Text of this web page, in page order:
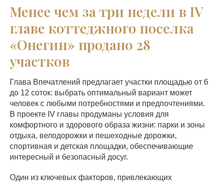
Менее чем за три недели в IV
главе коттеджного поселка
«Онегин» продано 28
участков
Глава Впечатлений предлагает участки площадью от 6
до 12 соток: выбрать оптимальный вариант может
человек с любыми потребностями и предпочтениями.
В проекте IV главы продуманы условия для
комфортного и здорового образа жизни: парки и зоны
отдыха, велодорожки и пешеходные дорожки,
спортивная и детская площадки, обеспечивающие
интересный и безопасный досуг.
Один из ключевых факторов, привлекающих